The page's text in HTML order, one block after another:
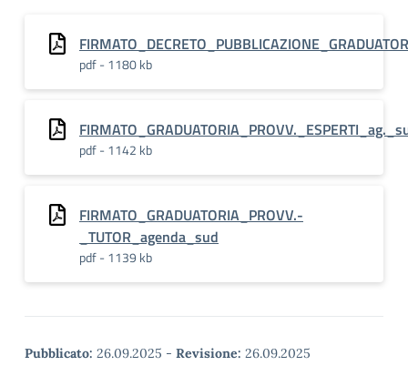
pdf - 1180 kb
pdf - 1142 kb
FIRMATO_GRADUATORIA_PROVV.-
_TUTOR_agenda_sud
pdf - 1139 kb
Pubblicato: 26.09.2025 - Revisione: 26.09.2025